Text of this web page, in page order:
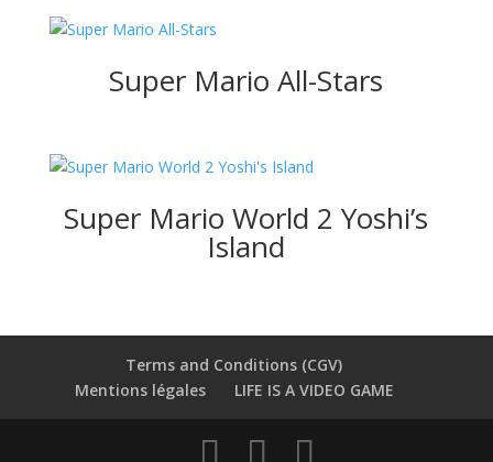
Super Mario All-Stars
Super Mario World 2 Yoshi’s
Island
Terms and Conditions (CGV)
Mentions légales
LIFE IS A VIDEO GAME